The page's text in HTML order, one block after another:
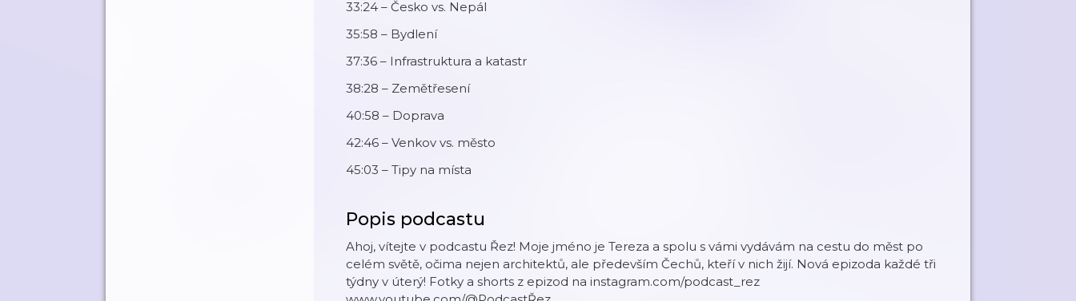
33:24 – Česko vs. Nepál
35:58 – Bydlení
37:36 – Infrastruktura a katastr
38:28 – Zemětřesení
40:58 – Doprava
42:46 – Venkov vs. město
45:03 – Tipy na místa
Popis podcastu
Ahoj, vítejte v podcastu Řez! Moje jméno je Tereza a spolu s vámi vydávám na cestu do měst po
celém světě, očima nejen architektů, ale především Čechů, kteří v nich žijí. Nová epizoda každé tři
týdny v úterý! Fotky a shorts z epizod na instagram.com/podcast_rez